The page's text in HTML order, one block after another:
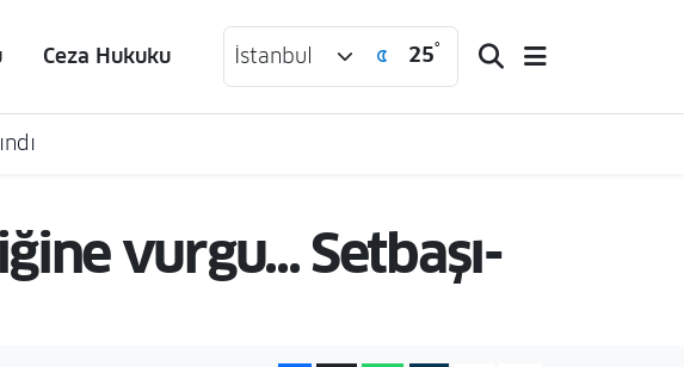
Ceza Hukuku İstanbul 25°
vurgu... Setbaşı-